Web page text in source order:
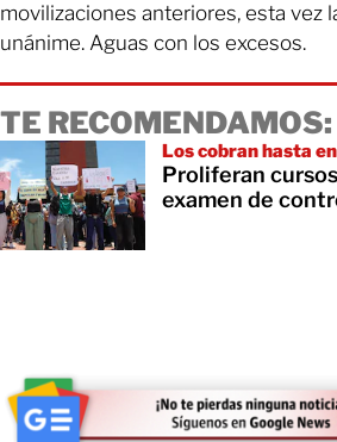
movilizaciones anteriores, esta vez
unánime. Aguas con los excesos.
TE RECOMENDAMOS:
Los cobran hasta
Proliferan
examen de